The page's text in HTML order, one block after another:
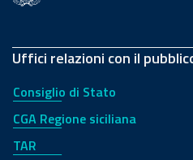
Uffici relazioni con il
Consiglio di Stato
CGA Regione siciliana
TAR